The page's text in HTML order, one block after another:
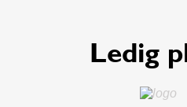
Ledig